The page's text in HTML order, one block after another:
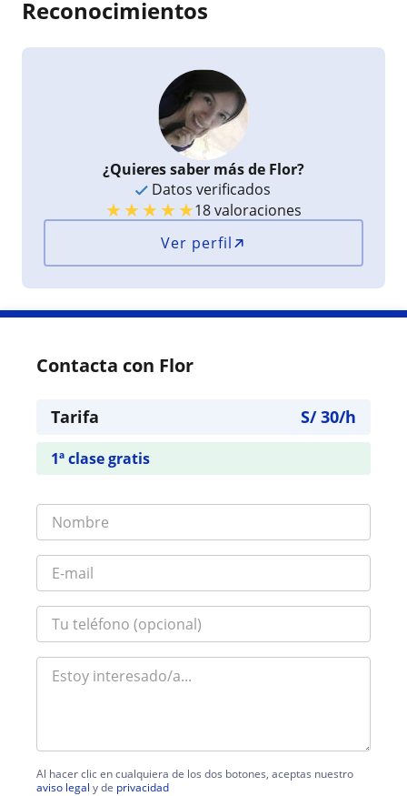
Reconocimientos
¿Quieres saber más de Flor?
Datos verificados
★★★★★18 valoraciones
Ver perfil
Contacta con Flor
Tarifa S/30/h
1ª clase gratis
Al hacer clic en cualquiera de los dos botones, aceptas nuestro
aviso legal y de privacidad